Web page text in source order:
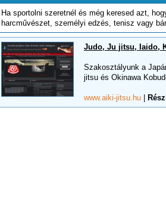
Ha sportolni szeretnél és még keresed azt,
harcművészet, személyi edzés, tenisz vagy
Judo, Ju jitsu, Iaido,
Szakosztályunk a
jitsu és Okinawa
www.aiki-jitsu.hu